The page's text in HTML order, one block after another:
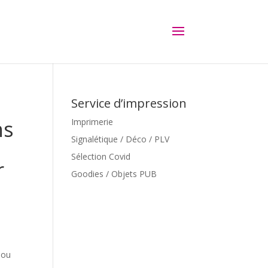
Service d’impression
Imprimerie
Signalétique / Déco / PLV
Sélection Covid
Goodies / Objets PUB